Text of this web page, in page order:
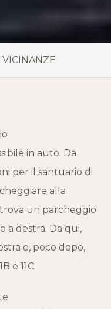
VICINANZE
in auto. Da
per il santuario di
alla
un parcheggio
a destra. Da qui,
e, poco dopo,
e 11C.